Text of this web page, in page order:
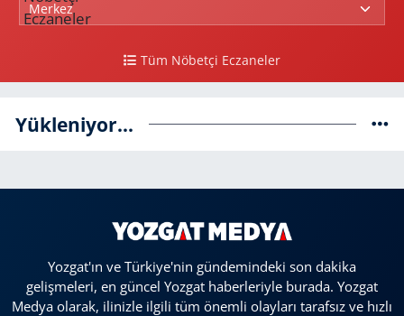
Tüm Nöbetçi Eczaneler
Yükleniyor...
Yozgat'ın ve Türkiye'nin gündemindeki son dakika
gelişmeleri, en güncel Yozgat haberleriyle burada. Yozgat
Medya olarak, ilinizle ilgili tüm önemli olayları tarafsız ve hızlı